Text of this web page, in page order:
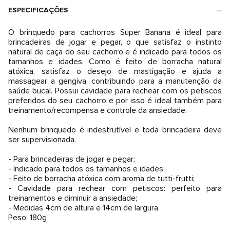
ESPECIFICAÇÕES
O brinquedo para cachorros Super Banana é ideal para
brincadeiras de jogar e pegar, o que satisfaz o instinto
natural de caça do seu cachorro e é indicado para todos os
tamanhos e idades. Como é feito de borracha natural
atóxica, satisfaz o desejo de mastigação e ajuda a
massagear a gengiva, contribuindo para a manutenção da
saúde bucal. Possui cavidade para rechear com os petiscos
preferidos do seu cachorro e por isso é ideal também para
treinamento/recompensa e controle da ansiedade.
Nenhum brinquedo é indestrutível e toda brincadeira deve
ser supervisionada.
- Para brincadeiras de jogar e pegar;
- Indicado para todos os tamanhos e idades;
- Feito de borracha atóxica com aroma de tutti-frutti;
- Cavidade para rechear com petiscos: perfeito para
treinamentos e diminuir a ansiedade;
- Medidas 4cm de altura e 14cm de largura.
Peso: 180g